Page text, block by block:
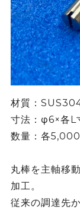
材質：
寸法：φ6×各L
数量：各
丸棒を主軸移
加工。
従来の調達先